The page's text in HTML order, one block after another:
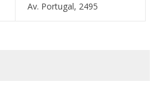
Av. Portugal, 2495